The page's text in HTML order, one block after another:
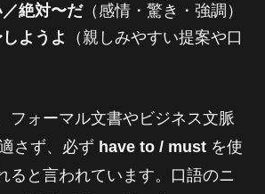
絶対〜だ（感情・驚き・強調）
ようよ
（親しみやすい提案や口
フォーマル文書やビジネス文脈
さず、必ず have to / mustを使
ると言われています。口語のニ